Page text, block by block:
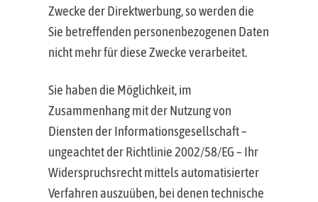
Zwecke der Direktwerbung, so werden die
Sie betreffenden personenbezogenen Daten
nicht mehr für diese Zwecke verarbeitet.
Sie haben die Möglichkeit, im
Zusammenhang mit der Nutzung von
Diensten der Informationsgesellschaft –
ungeachtet der Richtlinie 2002/58/EG – Ihr
Widerspruchsrecht mittels automatisierter
Verfahren auszuüben, bei denen technische